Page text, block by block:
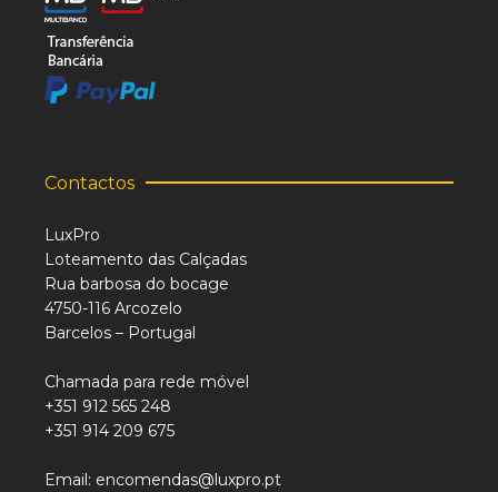
Contactos
LuxPro
Loteamento das Calçadas
Rua barbosa do bocage
4750-116 Arcozelo
Barcelos – Portugal
Chamada para rede móvel
+351 912 565 248
+351 914 209 675
Email: encomendas@luxpro.pt